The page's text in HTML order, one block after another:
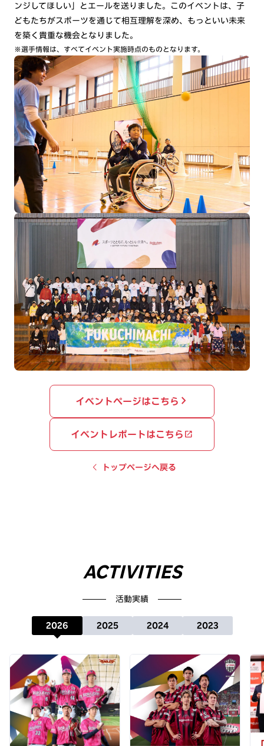
ンジしてほしい」とエールを送りました。このイベントは、子
どもたちがスポーツを通じて相互理解を深め、もっといい未来
を築く貴重な機会となりました。
※選手情報は、すべてイベント実施時点のものとなります。
イベントページはこちら
イベントレポートはこちら
chevron_left トップページへ戻る
ACTIVITIES
活動実績
2026 2025 2024 2023